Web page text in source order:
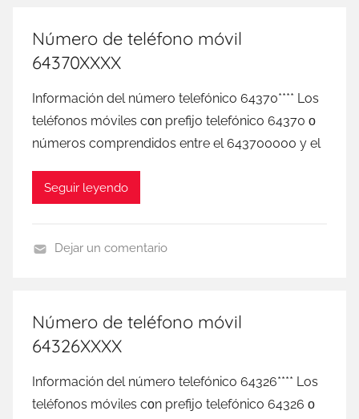
I
M
o
l
Número de teléfono móvil
64370XXXX
Información del número telefónico 64370**** Los
teléfonos móviles сοn prefijo telefónico 64370 ο
números comprendidos entre el 643700000 у el
Seguir leyendo
I
M
o
Dejar un comentario
Número de teléfono móvil
64326XXXX
Información del número telefónico 64326**** Los
teléfonos móviles сοn prefijo telefónico 64326 ο